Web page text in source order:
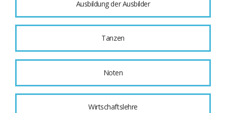
Ausbildung der Ausbilder
Tanzen
Noten
Wirtschaftslehre